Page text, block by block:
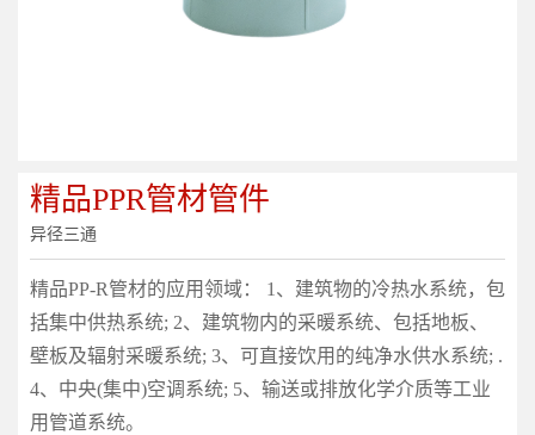
精品PPR管材管件
异径三通
精品PP-R管材的应用领域： 1、建筑物的冷热水系统，包
括集中供热系统; 2、建筑物内的采暖系统、包括地板、
壁板及辐射采暖系统; 3、可直接饮用的纯净水供水系统; .
4、中央(集中)空调系统; 5、输送或排放化学介质等工业
用管道系统。